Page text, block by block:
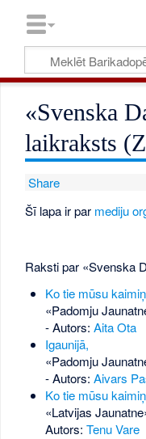
«Svenska
laikraksts
Share
Šī lapa ir par mediju
Raksti par «Svenska
Ko tie mūsu
«Padomju
- Autors: Aita Ota
Igaunijā,
«Padomju
- Autors: Aivars
Ko tie mūsu
«Latvijas
Autors: Tenu Vare